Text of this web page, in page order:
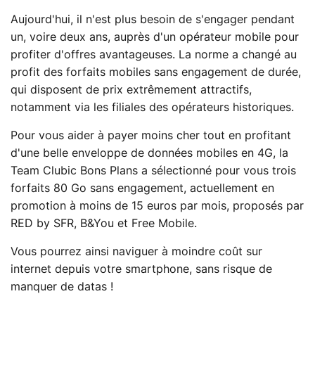
Aujourd'hui, il n'est plus besoin de s'engager pendant
un, voire deux ans, auprès d'un opérateur mobile pour
profiter d'offres avantageuses. La norme a changé au
profit des forfaits mobiles sans engagement de durée,
qui disposent de prix extrêmement attractifs,
notamment via les filiales des opérateurs historiques.
Pour vous aider à payer moins cher tout en profitant
d'une belle enveloppe de données mobiles en 4G, la
Team Clubic Bons Plans a sélectionné pour vous trois
forfaits 80 Go sans engagement, actuellement en
promotion à moins de 15 euros par mois, proposés par
RED by SFR, B&You et Free Mobile.
Vous pourrez ainsi naviguer à moindre coût sur
internet depuis votre smartphone, sans risque de
manquer de datas !